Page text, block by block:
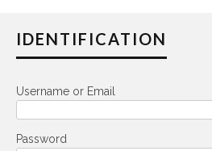
IDENTIFICATION
Username or Email
Password